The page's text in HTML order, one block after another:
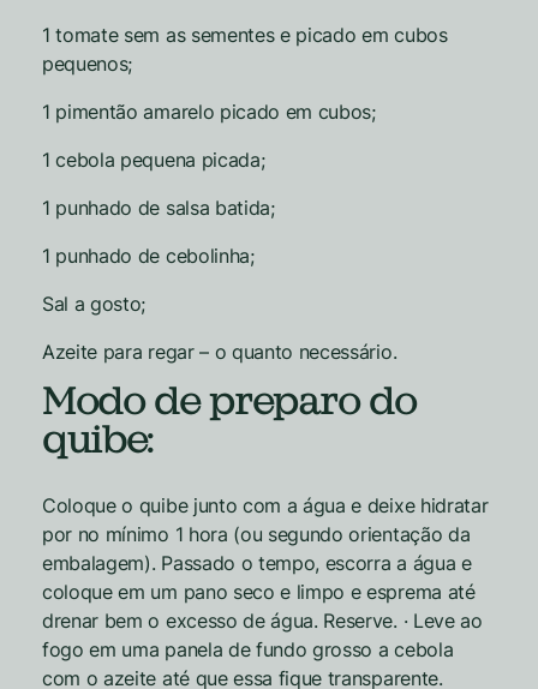
1 tomate sem as sementes e picado em cubos
pequenos;
1 pimentão amarelo picado em cubos;
1 cebola pequena picada;
1 punhado de salsa batida;
1 punhado de cebolinha;
Sal a gosto;
Azeite para regar – o quanto necessário.
Modo de preparo do
quibe:
Coloque o quibe junto com a água e deixe hidratar
por no mínimo 1 hora (ou segundo orientação da
embalagem). Passado o tempo, escorra a água e
coloque em um pano seco e limpo e esprema até
drenar bem o excesso de água. Reserve. · Leve ao
fogo em uma panela de fundo grosso a cebola
com o azeite até que essa fique transparente.